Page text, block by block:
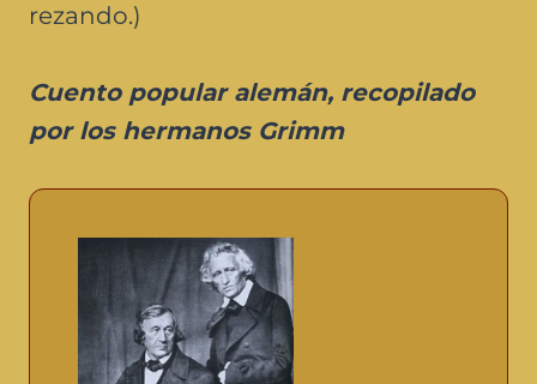
rezando.)
Cuento popular alemán, recopilado
por los hermanos Grimm